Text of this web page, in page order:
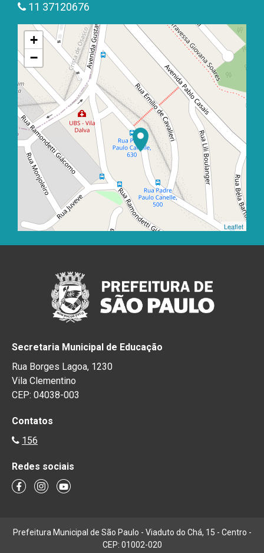
11 37120676
+
−
Leaflet
Secretaria Municipal de Educação
Rua Borges Lagoa, 1230
Vila Clementino
CEP: 04038-003
Contatos
156
Redes sociais
Prefeitura Municipal de São Paulo - Viaduto do Chá, 15 - Centro -
CEP: 01002-020